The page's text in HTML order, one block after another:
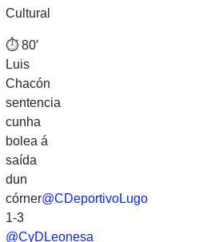
Cultural
⏱️ 80′
Luis
Chacón
sentencia
cunha
bolea á
saída
dun
córner@CDeportivoLugo
1-3
@CyDLeonesa